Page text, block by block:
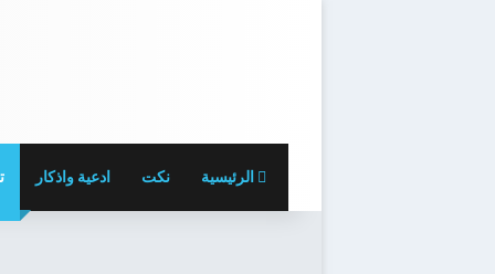
الرئيسية نكت ادعية واذكار